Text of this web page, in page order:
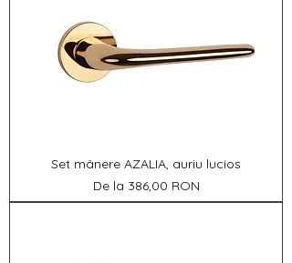
Set mânere AZALIA, auriu lucios
De la 386,00 RON
Preț redus